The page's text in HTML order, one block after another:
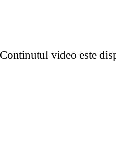
Continutul video este